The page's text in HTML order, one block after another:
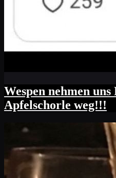
Wespen nehmen uns
Apfelschorle weg!!!